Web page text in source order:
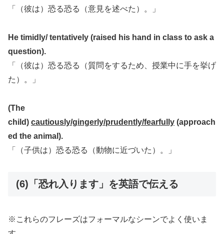
「（彼は）恐る恐る（意見を述べた）。」
He timidly/ tentatively (raised his hand in class to ask a
question).
「（彼は）恐る恐る（質問をするため、授業中に手を挙げ
た）。」
(The
child) cautiously/gingerly/prudently/fearfully (approach
ed the animal).
「（子供は）恐る恐る（動物に近づいた）。」
(6)「恐れ入ります」を英語で伝える
※これらのフレーズはフォーマルなシーンでよく使いま